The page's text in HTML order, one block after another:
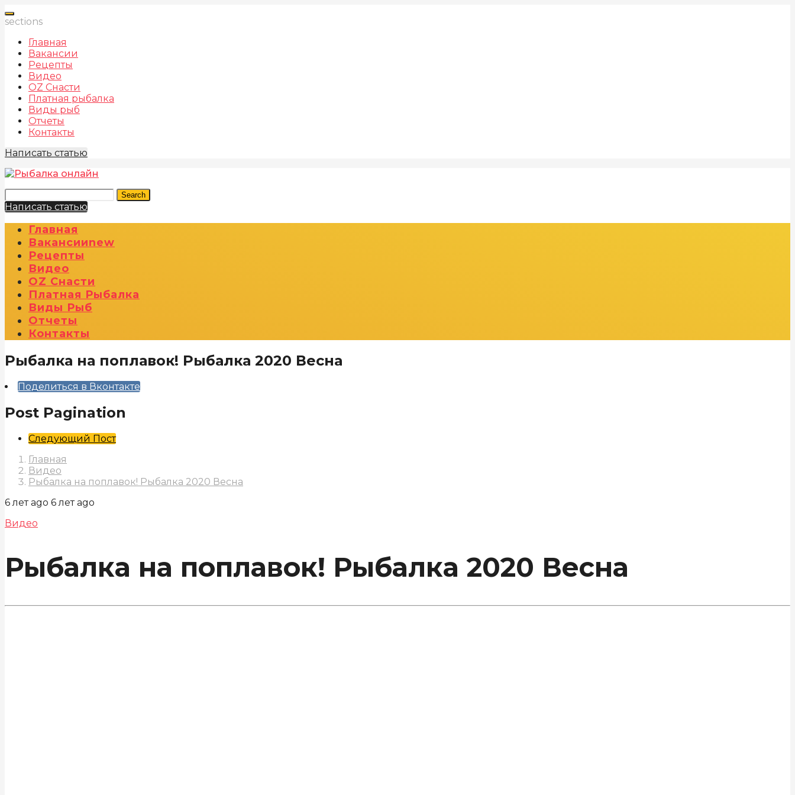
sections
Главная
Вакансии
Рецепты
Видео
OZ Снасти
Платная рыбалка
Виды рыб
Отчеты
Контакты
Написать статью
Search
Написать статью
Главная
ВакансииNew
Рецепты
Видео
OZ Снасти
Платная Рыбалка
Виды Рыб
Отчеты
Контакты
Рыбалка на поплавок! Рыбалка 2020 Весна
Поделиться в Вконтакте
Post Pagination
Следующий Пост
Главная
Видео
Рыбалка на поплавок! Рыбалка 2020 Весна
6 лет ago 6 лет ago
Видео
Рыбалка на поплавок! Рыбалка 2020 Весна